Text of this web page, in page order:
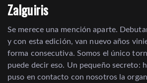
Zalguiris
Se merece una mención aparte.
y con esta edición, van nuevo años
forma consecutiva. Somos el único
puede decir eso. Un pequeño secreto:
puso en contacto con nosotros la